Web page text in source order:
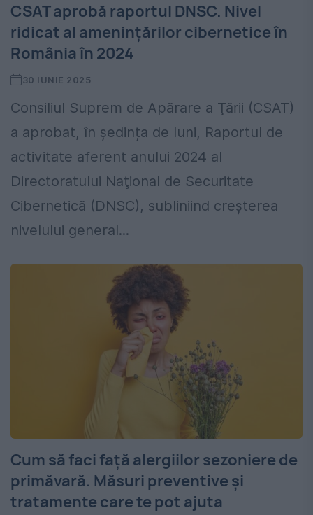
CSAT aprobă raportul DNSC. Nivel
ridicat al amenințărilor cibernetice în
România în 2024
30 IUNIE 2025
Consiliul Suprem de Apărare a Ţării (CSAT)
a aprobat, în ședința de luni, Raportul de
activitate aferent anului 2024 al
Directoratului Naţional de Securitate
Cibernetică (DNSC), subliniind creșterea
nivelului general...
Cum să faci față alergiilor sezoniere de
primăvară. Măsuri preventive și
tratamente care te pot ajuta